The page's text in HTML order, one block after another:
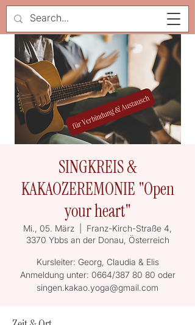
SINGKREIS &
KAKAOZEREMONIE "Open
your heart"
Mi., 05. März
Franz-Kirch-Straße 4,
3370 Ybbs an der Donau, Österreich
Kursleiter: Georg, Claudia & Elis
Anmeldung unter: 0664/387 80 80 oder
singen.kakao.yoga@gmail.com